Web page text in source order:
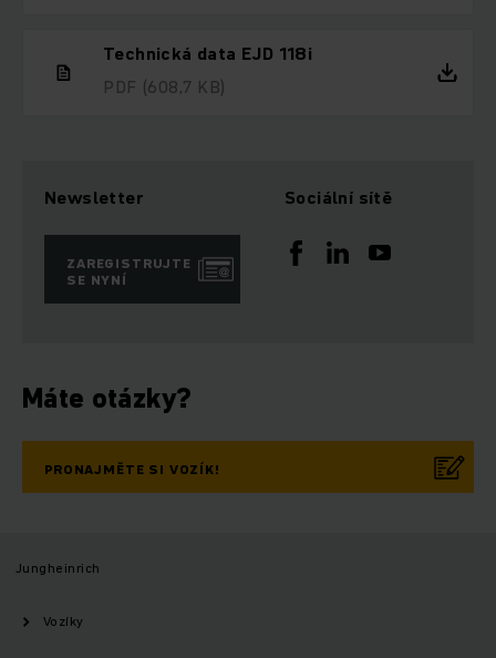
Technická data EJD 118i
PDF (608,7 KB)
Newsletter
ZAREGISTRUJTE
SE NYNÍ
Sociální sítě
Máte otázky?
PRONAJMĚTE SI VOZÍK!
Jungheinrich
Vozíky